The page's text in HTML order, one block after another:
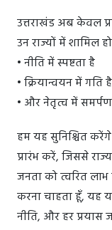
उत्तराखंड अब केवल
उन राज्यों में शामिल
• नीति में स्पष्टता है
• क्रियान्वयन में गति है
• और नेतृत्व में
हम यह सुनिश्चित करेंगे
प्रारंभ करें, जिससे
जनता को त्वरित लाभ
करना चाहता हूँ, यह
नीति, और हर प्रयास